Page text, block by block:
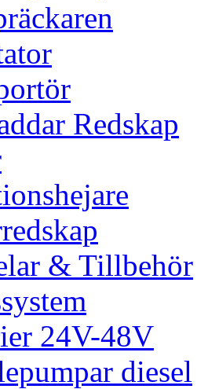
Redskap
& Tillbehör
24V-48V
diesel